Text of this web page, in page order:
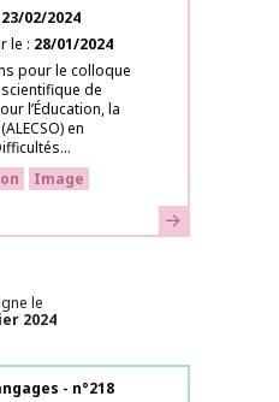
23/02/2024
le
28/01/2024
pour le colloque
de
l’Éducation, la
en
Image
En savoir plus
le
2024
- n°218